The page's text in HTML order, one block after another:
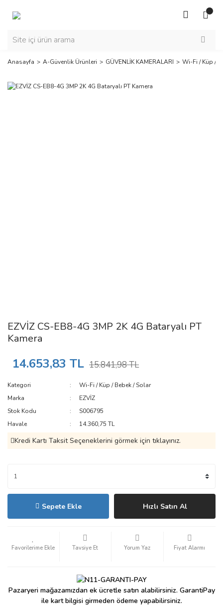
Anasayfa A-Güvenlik Ürünleri GÜVENLİK KAMERALARI Wi-Fi / Küp /
EZVİZ CS-EB8-4G 3MP 2K 4G Bataryalı PT
Kamera
14.653,83 TL 15.841,98 TL
Kategori
Wi-Fi / Küp / Bebek / Solar
Marka
EZVİZ
Stok Kodu
S006795
Havale
14.360,75 TL
Kredi Kartı Taksit Seçeneklerini görmek için tıklayınız.
Sepete Ekle Hızlı Satın Al
Tavsiye Et Yorum Yaz Fiyat Alarmı
Pazaryeri mağazamızdan ek ücretle satın alabilirsiniz. GarantiPay
ile kart bilgisi girmeden ödeme yapabilirsiniz.